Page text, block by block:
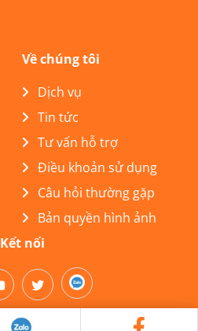
Về chúng tôi
Dịch vụ
Tin tức
Tư vấn hỗ trợ
Điều khoản sử dụng
Câu hỏi thường gặp
Bản quyền hình ảnh
Kết nối